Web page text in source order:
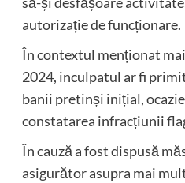
autorizație de funcționare.
În contextul menționat
2024, inculpatul ar fi
banii pretinși inițial,
constatarea infracțiunii
În cauză a fost dispusă
asigurător asupra mai